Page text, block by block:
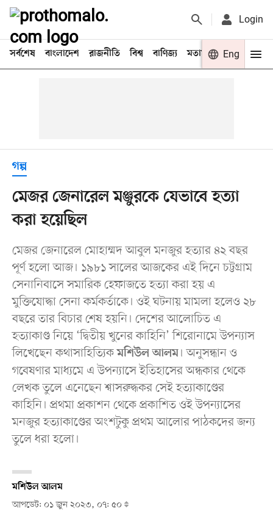
Login
সর্বশেষ বাংলাদেশ রাজনীতি বিশ্ব বাণিজ্য মতামত খেলা
Eng
গল্প
মেজর জেনারেল মঞ্জুরকে যেভাবে হত্যা
করা হয়েছিল
মেজর জেনারেল মোহাম্মদ আবুল মনজুর হত্যার ৪২ বছর
পূর্ণ হলো আজ। ১৯৮১ সালের আজকের এই দিনে চট্টগ্রাম
সেনানিবাসে সমারিক হেফাজতে হত্যা করা হয় এ
মুক্তিযোদ্ধা সেনা কর্মকর্তাকে। ওই ঘটনায় মামলা হলেও ২৮
বছরে তার বিচার শেষ হয়নি। দেশের আলোচিত এ
হত্যাকাণ্ড নিয়ে ‘দ্বিতীয় খুনের কাহিনি’ শিরোনামে উপন্যাস
লিখেছেন কথাসাহিত্যিকমশিউল আলম। অনুসন্ধান ও
গবেষণার মাধ্যমে এ উপন্যাসে ইতিহাসের অন্ধকার থেকে
লেখক তুলে এনেছেন শ্বাসরুদ্ধকর সেই হত্যাকাণ্ডের
কাহিনি। প্রথমা প্রকাশন থেকে প্রকাশিত ওই উপন্যাসের
মনজুর হত্যাকাণ্ডের অংশটুকু প্রথম আলোর পাঠকদের জন্য
তুলে ধরা হলো।
মশিউল আলম
আপডেট: ০১ জুন ২০২৩, ০৭: ৫০